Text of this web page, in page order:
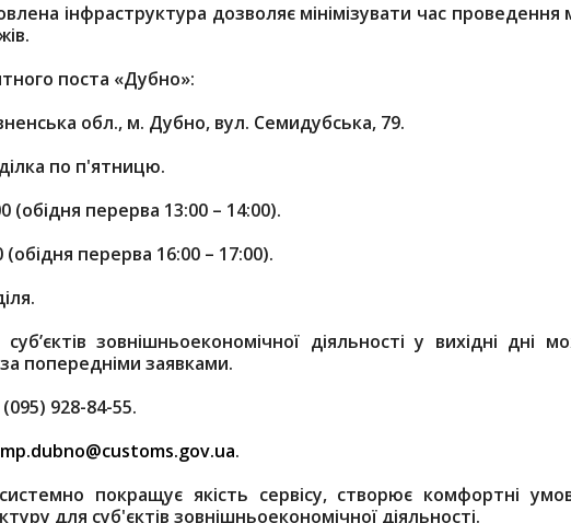
інфраструктура дозволяє мінімізувати час
поста «Дубно»:
обл., м. Дубно, вул. Семидубська, 79.
по п'ятницю.
(обідня перерва 13:00 – 14:00).
(обідня перерва 16:00 – 17:00).
зовнішньоекономічної діяльності у вихідні дні
попередніми заявками.
928-84-55.
customs.gov.ua.
покращує якість сервісу, створює комфортні
для суб'єктів зовнішньоекономічної діяльності.